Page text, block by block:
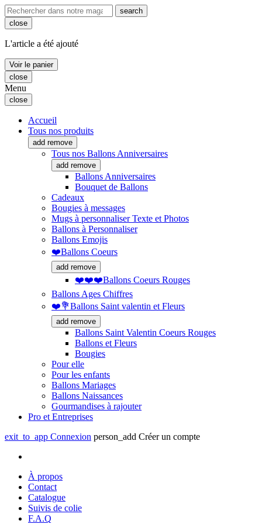
search
close
L'article a été ajouté
Voir le panier
close
Menu
close
Accueil
Tous nos produits
add remove
Tous nos Ballons Anniversaires
add remove
Ballons Anniversaires
Bouquet de Ballons
Cadeaux
Bougies à messages
Mugs à personnaliser Texte et Photos
Ballons à Personnaliser
Ballons Emojis
❤️Ballons Coeurs
add remove
❤️❤️❤️Ballons Coeurs Rouges
Ballons Ages Chiffres
❤️💐Ballons Saint valentin et Fleurs
add remove
Ballons Saint Valentin Coeurs Rouges
Ballons et Fleurs
Bougies
Pour elle
Pour les enfants
Ballons Mariages
Ballons Naissances
Gourmandises à rajouter
Pro et Entreprises
exit_to_app Connexion person_add Créer un compte
À propos
Contact
Catalogue
Suivis de colie
F.A.Q